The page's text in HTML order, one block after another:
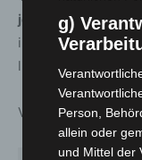
jetzigen Zeitpunkt
infiziert. Die 7-
liegt für die Region
Verteilung nach
g)
Person,
allein oder
und Mittel der